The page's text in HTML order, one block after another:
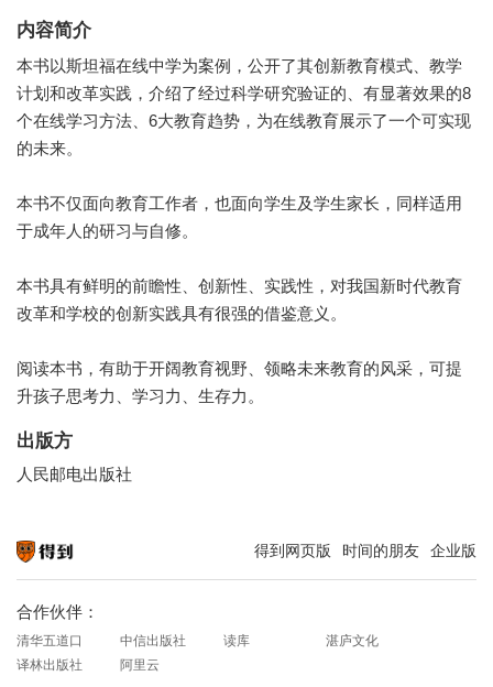
内容简介
本书以斯坦福在线中学为案例，公开了其创新教育模式、教学
计划和改革实践，介绍了经过科学研究验证的、有显著效果的8
个在线学习方法、6大教育趋势，为在线教育展示了一个可实现
的未来。
本书不仅面向教育工作者，也面向学生及学生家长，同样适用
于成年人的研习与自修。
本书具有鲜明的前瞻性、创新性、实践性，对我国新时代教育
改革和学校的创新实践具有很强的借鉴意义。
阅读本书，有助于开阔教育视野、领略未来教育的风采，可提
升孩子思考力、学习力、生存力。
出版方
人民邮电出版社
得到网页版 时间的朋友 企业版
合作伙伴：
清华五道口 中信出版社 读库
湛庐文化
译林出版社
阿里云